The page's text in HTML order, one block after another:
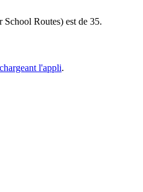
Routes) est de 35.
l'appli.